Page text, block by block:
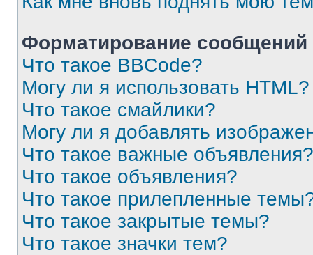
Форматирование
Что такое BBCode?
Могу ли я использовать HTML?
Что такое смайлики?
Могу ли я добавлять
Что такое важные объявления?
Что такое объявления?
Что такое прилепленные
Что такое закрытые темы?
Что такое значки тем?